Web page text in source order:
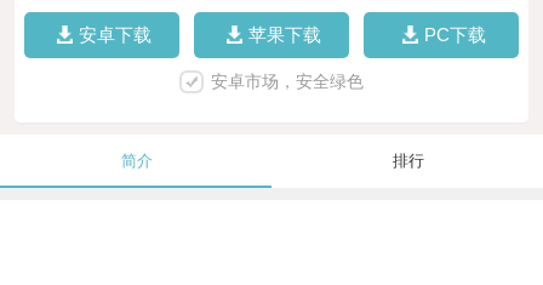
安卓下载 苹果下载 PC下载
安卓市场，安全绿色
简介 排行